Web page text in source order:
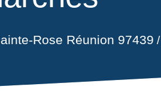
Rose Réunion 97439 /